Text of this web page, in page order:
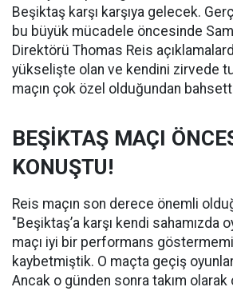
Beşiktaş karşı karşıya gelecek.
bu büyük mücadele öncesinde
Direktörü Thomas Reis
yükselişte olan ve kendini zirvede
maçın çok özel olduğundan
BEŞİKTAŞ MAÇI
KONUŞTU!
Reis maçın son derece önemli
"Beşiktaş’a karşı kendi sahamızda
maçı iyi bir performans
kaybetmiştik. O maçta geçiş
Ancak o günden sonra takım